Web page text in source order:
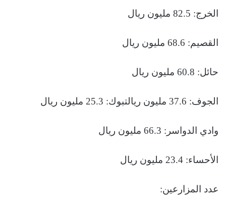
الخرج: 82.5 مليون ريال
القصيم: 68.6 مليون ريال
حائل: 60.8 مليون ريال
الجوف: 37.6 مليون ريالتبوك: 25.3 مليون ريال
وادي الدواسر: 66.3 مليون ريال
الأحساء: 23.4 مليون ريال
عدد المزارعين: